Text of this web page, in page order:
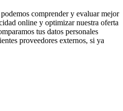
comprender y evaluar mejor
online y optimizar nuestra oferta
tus datos personales
proveedores externos, si ya